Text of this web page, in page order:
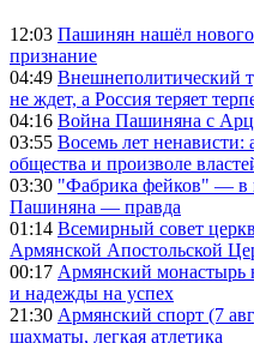
12:03 Пашинян нашёл
признание
04:49 Внешнеполитический
не ждет, а Россия теряет
04:16 Война Пашиняна с
03:55 Восемь лет ненависти:
общества и произволе
03:30 "Фабрика фейков" — в
Пашиняна — правда
01:14 Всемирный совет
Армянской Апостольской
00:17 Армянский монастырь
и надежды на успех
21:30 Армянский спорт (7
шахматы, легкая атлетика